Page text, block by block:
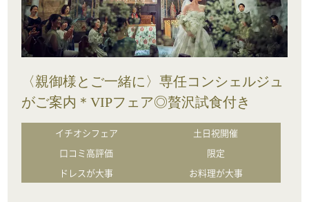
〈親御様とご一緒に〉専任コンシェルジュ
がご案内＊VIPフェア◎贅沢試食付き
イチオシフェア
土日祝開催
口コミ高評価
限定
ドレスが大事
お料理が大事